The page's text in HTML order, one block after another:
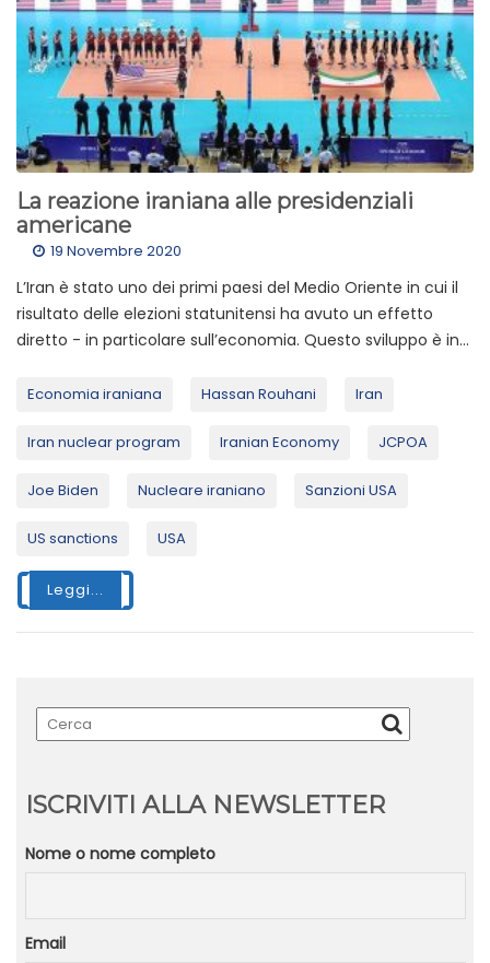
La reazione iraniana alle presidenziali
americane
19 Novembre 2020
L’Iran è stato uno dei primi paesi del Medio Oriente in cui il
risultato delle elezioni statunitensi ha avuto un effetto
diretto - in particolare sull’economia. Questo sviluppo è in...
Economia iraniana Hassan Rouhani Iran
Iran nuclear program Iranian Economy JCPOA
Joe Biden Nucleare iraniano Sanzioni USA
US sanctions USA
Leggi...
ISCRIVITI ALLA NEWSLETTER
Nome o nome completo
Email